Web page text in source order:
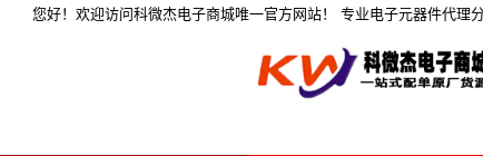
您好！欢迎访问科微杰电子商城唯一官方网站！ 专业电子元器件代理